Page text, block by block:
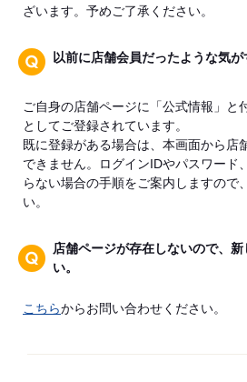
ざいます。予めご了承ください。
以前に店舗会員だったような気が
ご自身の店舗ページに「公式情報」と
としてご登録されています。
既に登録がある場合は、本画面から店
できません。ログインIDやパスワード
らない場合の手順をご案内しますので、
い。
店舗ページが存在しないので、
い。
こちらからお問い合わせください。